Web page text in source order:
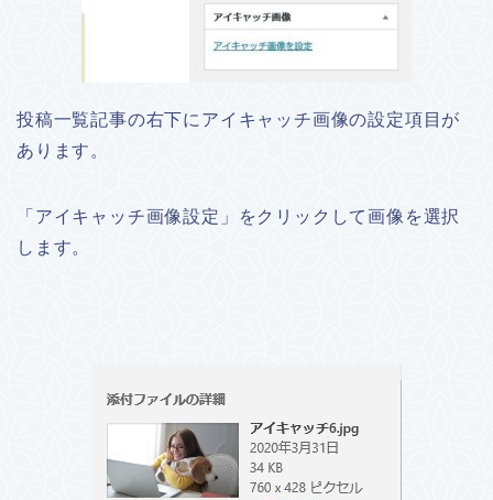
投稿一覧記事の右下にアイキャッチ画像の設定項目が
あります。
「アイキャッチ画像設定」をクリックして画像を選択
します。